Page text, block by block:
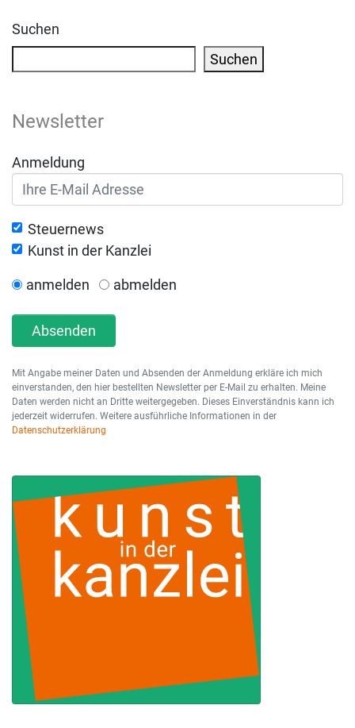
Suchen
Suchen
Newsletter
Anmeldung
Steuernews
Kunst in der Kanzlei
anmelden abmelden
Absenden
Mit Angabe meiner Daten und Absenden der Anmeldung erkläre ich mich
einverstanden, den hier bestellten Newsletter per E-Mail zu erhalten. Meine
Daten werden nicht an Dritte weitergegeben. Dieses Einverständnis kann ich
jederzeit widerrufen. Weitere ausführliche Informationen in der
Datenschutzerklärung